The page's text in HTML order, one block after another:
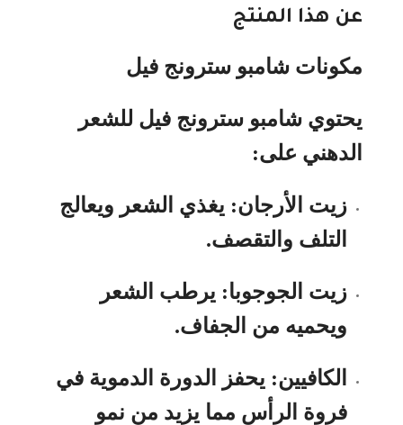
عن هذا المنتج
مكونات شامبو سترونج فيل
يحتوي شامبو سترونج فيل للشعر
الدهني على:
زيت الأرجان: يغذي الشعر ويعالج
التلف والتقصف.
زيت الجوجوبا: يرطب الشعر
ويحميه من الجفاف.
الكافيين: يحفز الدورة الدموية في
فروة الرأس مما يزيد من نمو